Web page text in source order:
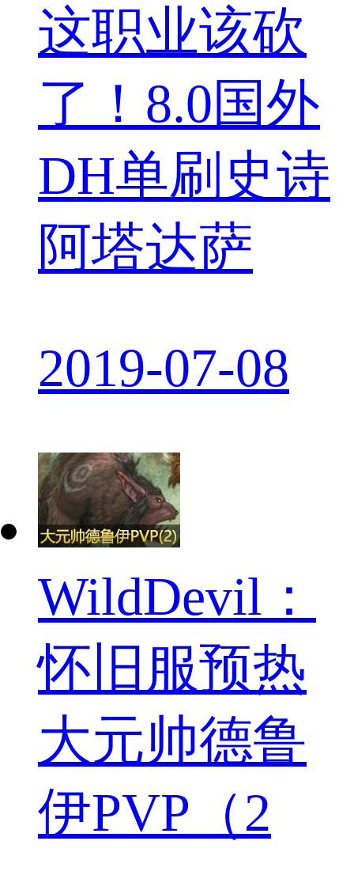
这职业该砍
了！8.0国外
DH单刷史诗
阿塔达萨
2019-07-08
WildDevil：
怀旧服预热
大元帅德鲁
伊PVP（2